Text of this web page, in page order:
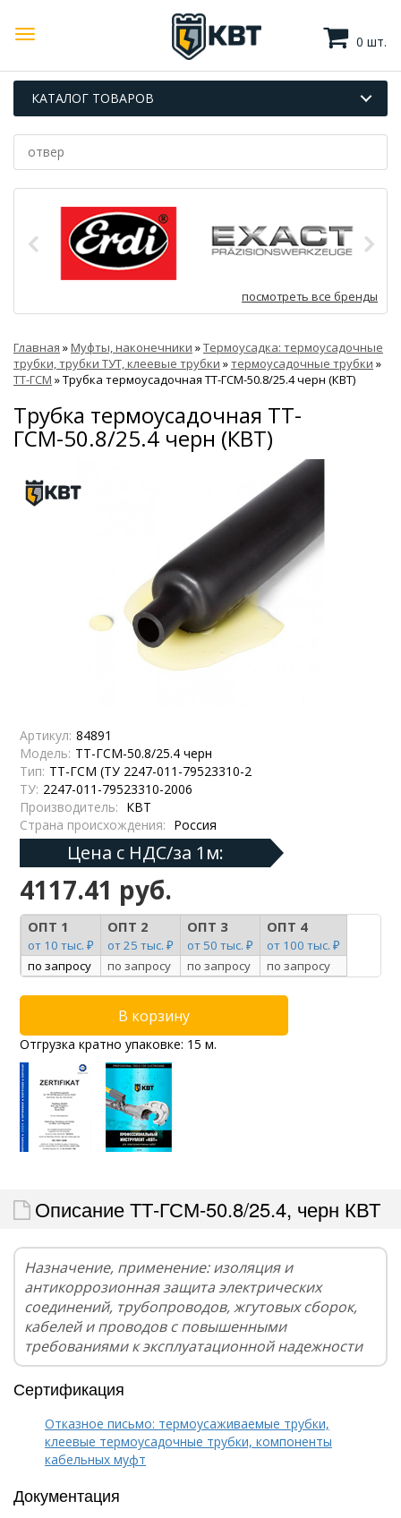
0 шт.
КАТАЛОГ ТОВАРОВ
посмотреть все бренды
Главная »Муфты, наконечники »Термоусадка: термоусадочные
трубки, трубки ТУТ, клеевые трубки »термоусадочные трубки »
ТТ-ГСМ »Трубка термоусадочная ТТ-ГСМ-50.8/25.4 черн (КВТ)
Трубка термоусадочная ТТ-
ГСМ-50.8/25.4 черн (КВТ)
Артикул: 84891
Модель: ТТ-ГСМ-50.8/25.4 черн
Тип: ТТ-ГСМ (ТУ 2247-011-79523310-2
ТУ: 2247-011-79523310-2006
Производитель: КВТ
Страна происхождения: Россия
Цена с НДС/за 1м:
4117.41 руб.
ОПТ 1
от 10 тыс. ₽
ОПТ 2
от 25 тыс. ₽
ОПТ 3
от 50 тыс. ₽
ОПТ 4
от 100 тыс. ₽
по запросу
по запросу по запросу по запросу
Отгрузка кратно упаковке: 15 м.
Описание ТТ-ГСМ-50.8/25.4, черн КВТ
Назначение, применение: изоляция и
антикоррозионная защита электрических
соединений, трубопроводов, жгутовых сборок,
кабелей и проводов с повышенными
требованиями к эксплуатационной надежности
Сертификация
Отказное письмо: термоусаживаемые трубки,
клеевые термоусадочные трубки, компоненты
кабельных муфт
Документация